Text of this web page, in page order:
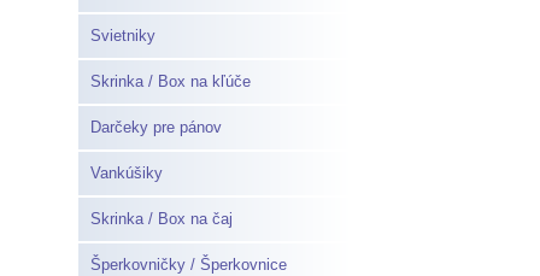
Svietniky
Skrinka / Box na kľúče
Darčeky pre pánov
Vankúšiky
Skrinka / Box na čaj
Šperkovničky / Šperkovnice